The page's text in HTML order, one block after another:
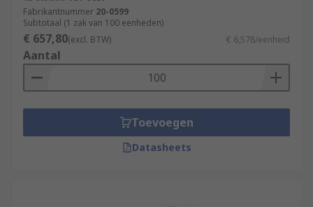
Fabrikantnummer 20-0599
Subtotaal (1 zak van 100 eenheden)
€ 657,80(excl. BTW) € 6,578/eenheid
Aantal
Toevoegen
Datasheets